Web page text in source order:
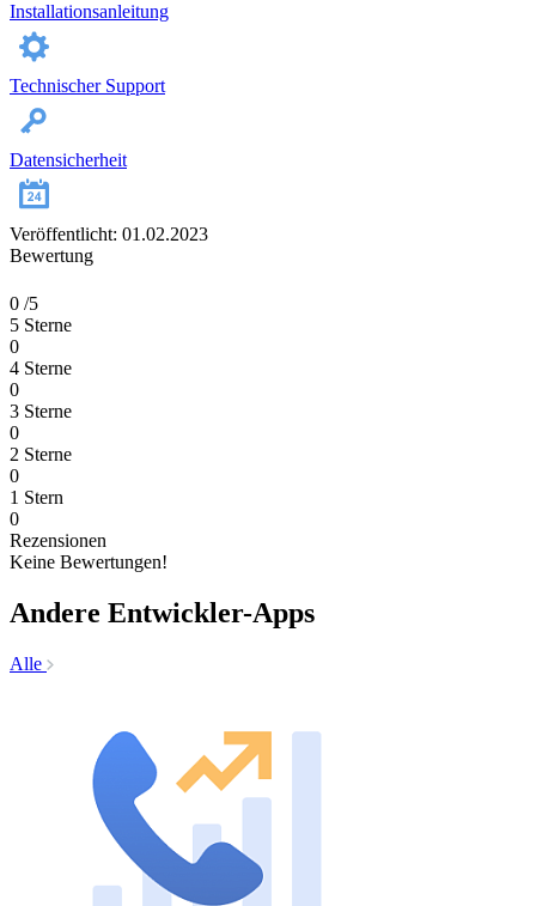
Installationsanleitung
Technischer Support
Datensicherheit
Veröffentlicht: 01.02.2023
Bewertung
0 /5
5 Sterne
0
4 Sterne
0
3 Sterne
0
2 Sterne
0
1 Stern
0
Rezensionen
Keine Bewertungen!
Andere Entwickler-Apps
Alle